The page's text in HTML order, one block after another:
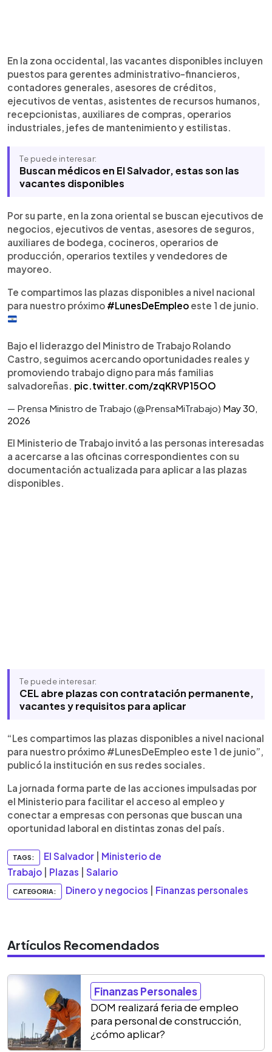
En la zona occidental, las vacantes disponibles incluyen
puestos para gerentes administrativo-financieros,
contadores generales, asesores de créditos,
ejecutivos de ventas, asistentes de recursos humanos,
recepcionistas, auxiliares de compras, operarios
industriales, jefes de mantenimiento y estilistas.
Te puede interesar:
Buscan médicos en El Salvador, estas son las
vacantes disponibles
Por su parte, en la zona oriental se buscan ejecutivos de
negocios, ejecutivos de ventas, asesores de seguros,
auxiliares de bodega, cocineros, operarios de
producción, operarios textiles y vendedores de
mayoreo.
Te compartimos las plazas disponibles a nivel nacional
para nuestro próximo #LunesDeEmpleo este 1 de junio.
Bajo el liderazgo del Ministro de Trabajo Rolando
Castro, seguimos acercando oportunidades reales y
promoviendo trabajo digno para más familias
salvadoreñas. pic.twitter.com/zqKRVP15OO
— Prensa Ministro de Trabajo (@PrensaMiTrabajo) May 30,
2026
El Ministerio de Trabajo invitó a las personas interesadas
a acercarse a las oficinas correspondientes con su
documentación actualizada para aplicar a las plazas
disponibles.
Te puede interesar:
CEL abre plazas con contratación permanente,
vacantes y requisitos para aplicar
“Les compartimos las plazas disponibles a nivel nacional
para nuestro próximo #LunesDeEmpleo este 1 de junio”,
publicó la institución en sus redes sociales.
La jornada forma parte de las acciones impulsadas por
el Ministerio para facilitar el acceso al empleo y
conectar a empresas con personas que buscan una
oportunidad laboral en distintas zonas del país.
TAGS: El Salvador
Ministerio de
Trabajo
Plazas Salario
CATEGORIA: Dinero y negocios Finanzas personales
Artículos Recomendados
Finanzas Personales
DOM realizará feria de empleo
para personal de construcción,
¿cómo aplicar?